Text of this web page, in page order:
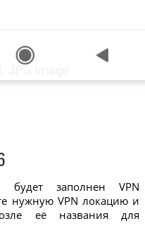
будет заполнен VPN
нужную VPN локацию и
её названия для